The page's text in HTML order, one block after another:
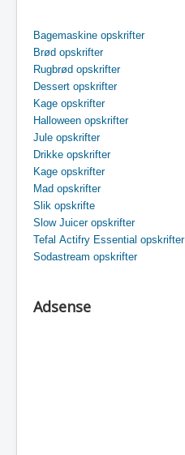
Bagemaskine opskrifter
Brød opskrifter
Rugbrød opskrifter
Dessert opskrifter
Kage opskrifter
Halloween opskrifter
Jule opskrifter
Drikke opskrifter
Kage opskrifter
Mad opskrifter
Slik opskrifte
Slow Juicer opskrifter
Tefal Actifry Essential opskrifter
Sodastream opskrifter
Adsense